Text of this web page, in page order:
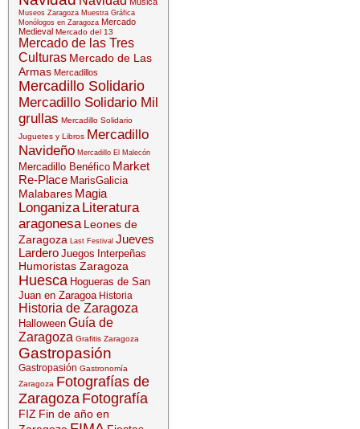
Museos Zaragoza Muestra Gráfica
Monólogos en Zaragoza Mercado
Medieval Mercado del 13
Mercado de las Tres
Culturas Mercado de Las
Armas Mercadillos
Mercadillo Solidario
Mercadillo Solidario Mil
grullas Mercadillo Solidario
Juguetes y Libros Mercadillo
Navideño Mercadillo El Malecón
Mercadillo Benéfico Market
Re-Place MarisGalicia
Malabares Magia
Longaniza Literatura
aragonesa Leones de
Zaragoza Last Festival Jueves
Lardero Juegos Interpeñas
Humoristas Zaragoza
Huesca Hogueras de San
Juan en Zaragoa Historia
Historia de Zaragoza
Halloween Guía de
Zaragoza Grafitis Zaragoza
Gastropasión
Gastropasión Gastronomía
Zaragoza Fotografías de
Zaragoza Fotografía
FIZ Fin de año en